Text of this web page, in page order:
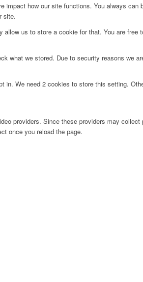
how our site functions. You always
site.
us to store a cookie for that. You are
what we stored. Due to security reasons we
We need 2 cookies to store this setting.
providers. Since these providers may
once you reload the page.